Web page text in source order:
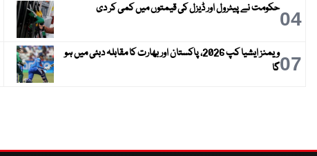
04حکومت نے پیٹرول اور ڈیزل کی قیمتوں میں کمی کر دی
07
ویمنز ایشیا کپ 2026، پاکستان اور بھارت کا مقابلہ دبئی میں ہو
گا